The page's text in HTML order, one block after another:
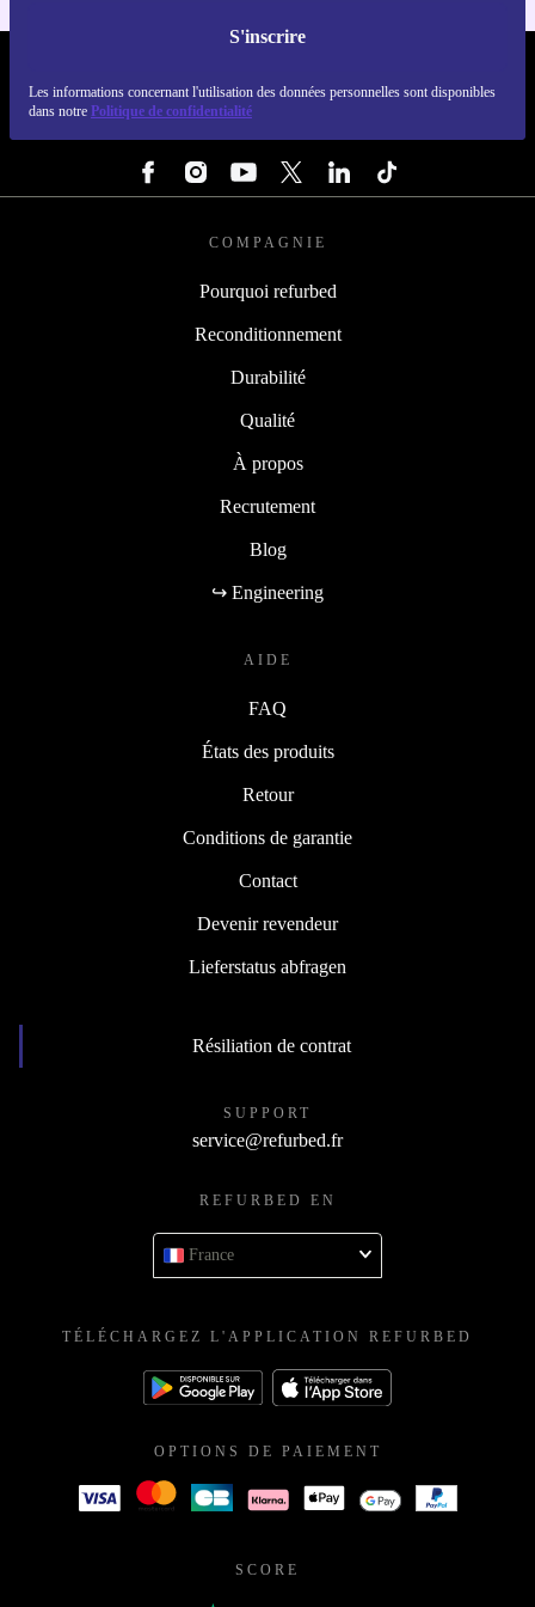
S'inscrire
Les informations concernant l'utilisation des données personnelles sont disponibles
dans notre Politique de confidentialité
COMPAGNIE
Pourquoi refurbed
Reconditionnement
Durabilité
Qualité
À propos
Recrutement
Blog
↪ Engineering
AIDE
FAQ
États des produits
Retour
Conditions de garantie
Contact
Devenir revendeur
Lieferstatus abfragen
Résiliation de contrat
SUPPORT
service@refurbed.fr
REFURBED EN
France
TÉLÉCHARGEZ L'APPLICATION REFURBED
OPTIONS DE PAIEMENT
SCORE